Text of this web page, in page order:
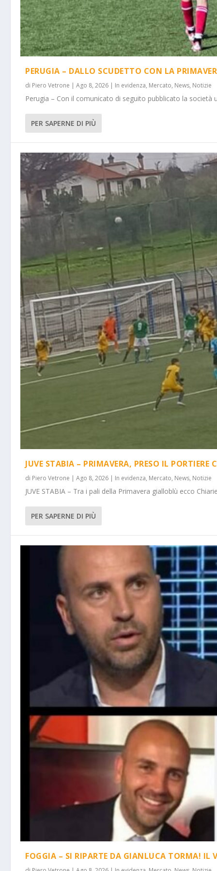
PERUGIA – DALLO SCUDETTO CON LA
di Piero Vetrone |Ago 8, 2026 | In evidenza, Mercato, News, Notizie
Perugia – Con il comunicato di seguito pubblicato la società
PER SAPERNE DI PIÙ
JUVE STABIA – PRIMAVERA, PRESO IL PORTIERE
di Piero Vetrone |Ago 8, 2026 | In evidenza, Mercato, News, Notizie
JUVE STABIA – Tra i pali della Primavera gialloblù ecco
PER SAPERNE DI PIÙ
FOGGIA – SI RIPARTE DA GIANLUCA TORMA! IL